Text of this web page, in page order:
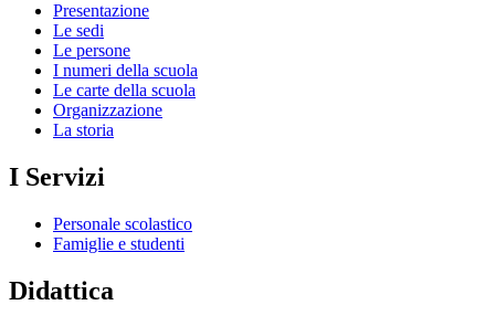
Presentazione
Le sedi
Le persone
I numeri della scuola
Le carte della scuola
Organizzazione
La storia
I Servizi
Personale scolastico
Famiglie e studenti
Didattica